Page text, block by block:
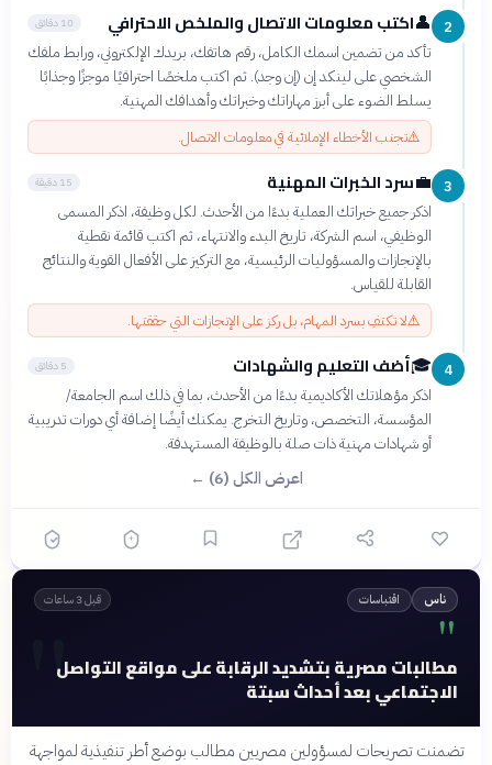
2
👤اكتب معلومات الاتصال والملخص الاحترافي 10 دقائق
تأكد من تضمين اسمك الكامل، رقم هاتفك، بريدك الإلكتروني، ورابط ملفك
الشخصي على لينكد إن (إن وجد). ثم اكتب ملخصًا احترافيًا موجزًا وجذابًا
يسلط الضوء على أبرز مهاراتك وخبراتك وأهدافك المهنية.
⚠️تجنب الأخطاء الإملائية في معلومات الاتصال.
3
💼سرد الخبرات المهنية 15 دقيقة
اذكر جميع خبراتك العملية بدءًا من الأحدث. لكل وظيفة، اذكر المسمى
الوظيفي، اسم الشركة، تاريخ البدء والانتهاء، ثم اكتب قائمة نقطية
بالإنجازات والمسؤوليات الرئيسية، مع التركيز على الأفعال القوية والنتائج
القابلة للقياس.
⚠️لا تكتفِ بسرد المهام، بل ركز على الإنجازات التي حققتها.
4
🎓أضف التعليم والشهادات 5 دقائق
اذكر مؤهلاتك الأكاديمية بدءًا من الأحدث، بما في ذلك اسم الجامعة/
المؤسسة، التخصص، وتاريخ التخرج. يمكنك أيضًا إضافة أي دورات تدريبية
أو شهادات مهنية ذات صلة بالوظيفة المستهدفة.
اعرض الكل (6) ←
" ناس اقتباسات قبل 3 ساعات
"
مطالبات مصرية بتشديد الرقابة على مواقع التواصل
الاجتماعي بعد أحداث سبتة
تضمنت تصريحات لمسؤولين مصريين مطالب بوضع أطر تنفيذية لمواجهة